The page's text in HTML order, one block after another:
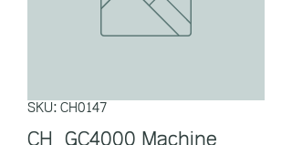
SKU: CH0147